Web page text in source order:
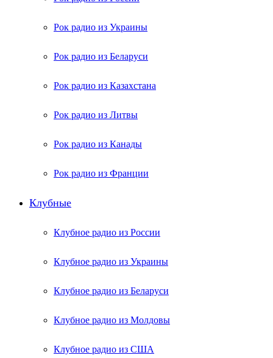
Рок радио из Украины
Рок радио из Беларуси
Рок радио из Казахстана
Рок радио из Литвы
Рок радио из Канады
Рок радио из Франции
Клубные
Клубное радио из России
Клубное радио из Украины
Клубное радио из Беларуси
Клубное радио из Молдовы
Клубное радио из США